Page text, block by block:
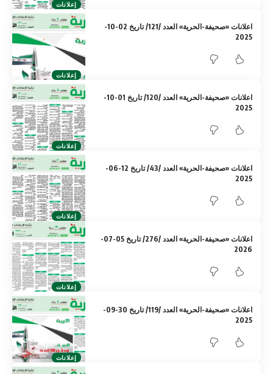
إعلانات
إعلانات
اعلانات «صحيفة-الحرية» العدد /121/ تاريخ 02-10-
2025
إعلانات
اعلانات «صحيفة-الحرية» العدد /120/ تاريخ 01-10-
2025
إعلانات
اعلانات «صحيفة-الحرية» العدد /43/ تاريخ 12-06-
2025
إعلانات
اعلانات «صحيفة-الحرية» العدد /276/ تاريخ 05-07-
2026
إعلانات
اعلانات «صحيفة-الحرية» العدد /119/ تاريخ 30-09-
2025